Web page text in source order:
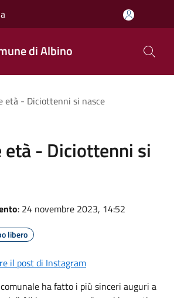
di Albino
età - Diciottenni si nasce
- Diciottenni si
: 24 novembre 2023, 14:52
libero
il post di Instagram
ha fatto i più sinceri auguri a